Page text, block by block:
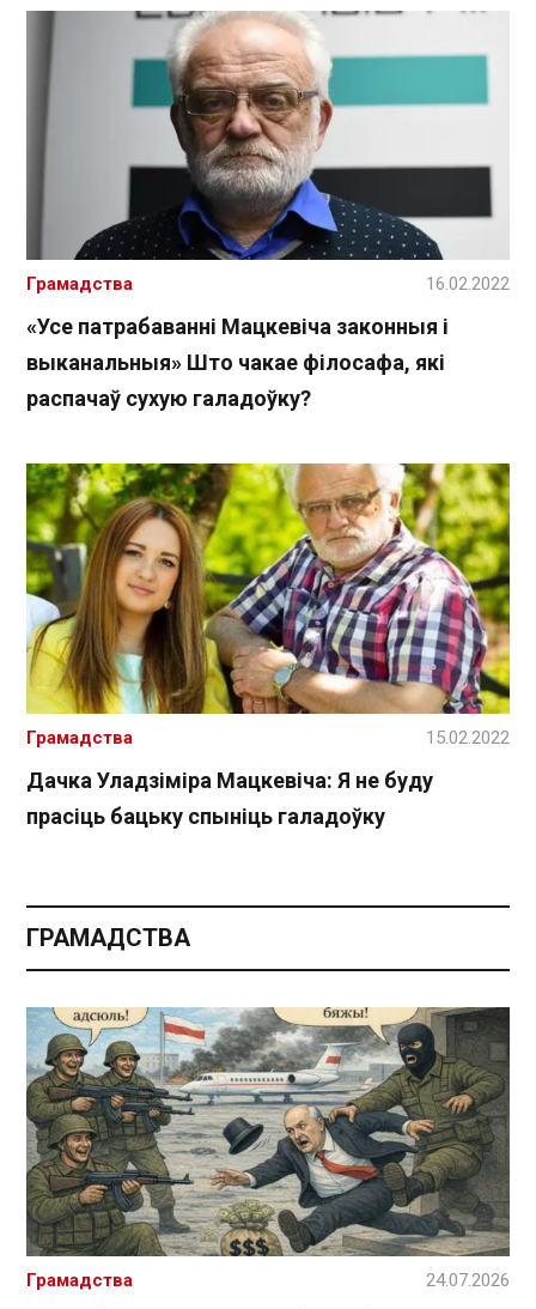
«Усе патрабаванні Мацкевіча законныя і
выканальныя» Што чакае філосафа, які
распачаў сухую галадоўку?
Грамадства 16.02.2022
Дачка Уладзіміра Мацкевіча: Я не буду
прасіць бацьку спыніць галадоўку
Грамадства 15.02.2022
ГРАМАДСТВА
Грамадства 24.07.2026